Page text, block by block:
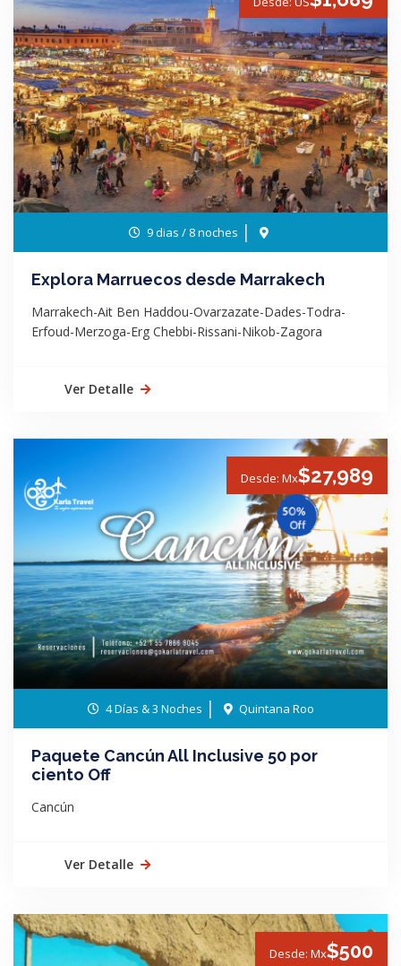
9 dias / 8 noches
Explora Marruecos desde Marrakech
Marrakech-Ait Ben Haddou-Ovarzazate-Dades-Todra-
Erfoud-Merzoga-Erg Chebbi-Rissani-Nikob-Zagora
Ver Detalle
Desde: Mx$27,989
4 Días & 3 Noches Quintana Roo
Paquete Cancún All Inclusive 50 por
ciento Off
Cancún
Ver Detalle
Desde: Mx$500